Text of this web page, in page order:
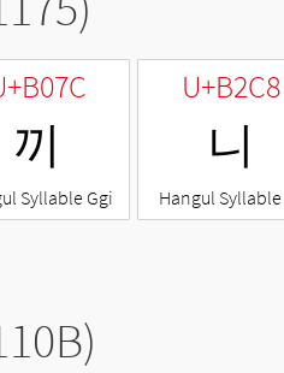
끼
Syllable Ggi
U+B2C8
니
Hangul Syllable